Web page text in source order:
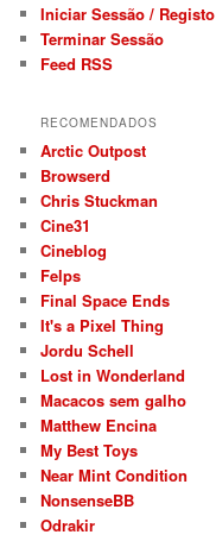
Iniciar Sessão / Registo
Terminar Sessão
Feed RSS
RECOMENDADOS
Arctic Outpost
Browserd
Chris Stuckman
Cine31
Cineblog
Felps
Final Space Ends
It's a Pixel Thing
Jordu Schell
Lost in Wonderland
Macacos sem galho
Matthew Encina
My Best Toys
Near Mint Condition
NonsenseBB
Odrakir